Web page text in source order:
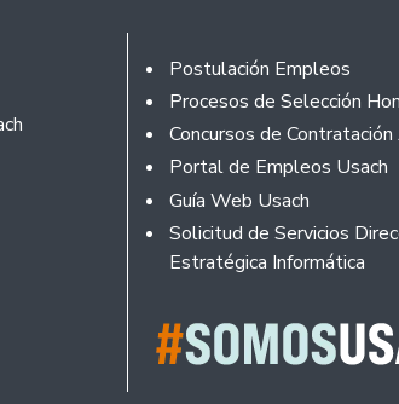
Footer
Postulación Empleos
Procesos de Selección
Concursos de Contratación
Portal de Empleos Usach
Guía Web Usach
Solicitud de Servicios
Estratégica Informática